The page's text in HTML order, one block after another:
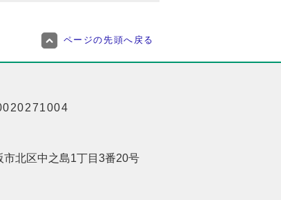
ページの先頭へ戻る
北区中之島1丁目3番20号